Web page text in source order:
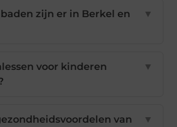
zijn er in Berkel en
▼
voor kinderen
▼
van
▼